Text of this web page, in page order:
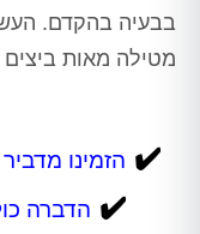
בבעיה בהקדם.
מטילה מאות ביצים
✔️ הזמינו
✔️ הדברה